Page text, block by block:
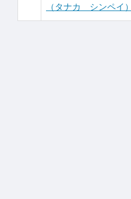
（タナカ シンペイ）